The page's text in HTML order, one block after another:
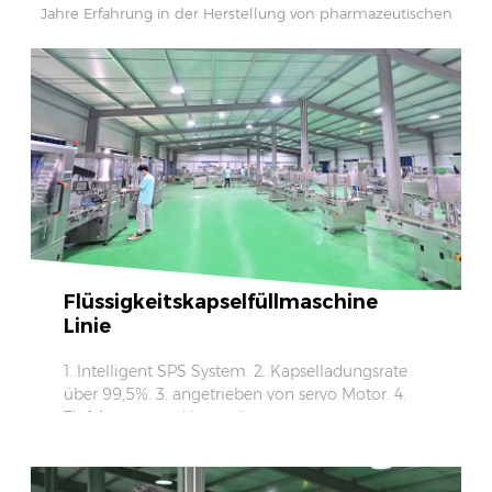
Jahre Erfahrung in der Herstellung von pharmazeutischen
Flüssigkeitskapselfüllmaschine
Linie
1. Intelligent SPS System. 2. Kapselladungsrate
über 99,5%. 3. angetrieben von servo Motor. 4.
Tief Anpassung Unterstützt.